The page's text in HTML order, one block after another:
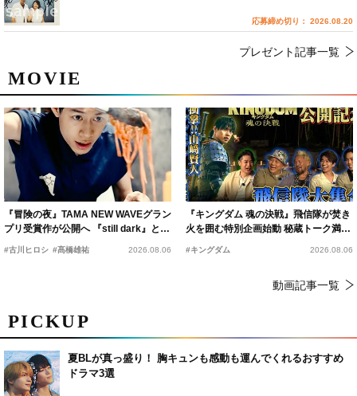
PICKUP
夏BLが真っ盛り！ 胸キュンも感動も運んでくれるおすすめ
ドラマ3選
MOVIE
『冒険の夜』TAMA NEW WAVEグラン
プリ受賞作が公開へ 『still dark』と同
時上映決定
#古川ヒロシ #髙橋雄祐 2026.08.06
『キングダム 魂の決戦』飛信隊が焚き
火を囲む特別企画始動 秘蔵トーク満載
の“キングダムキャンプ”開催
#キングダム 2026.08.06
動画記事一覧
応募締め切り： 2026.08.20
プレゼント記事一覧